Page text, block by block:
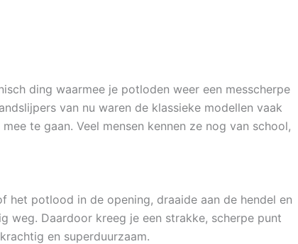
ding waarmee je potloden weer een messcherpe
van nu waren de klassieke modellen vaak
te gaan. Veel mensen kennen ze nog van school,
het potlood in de opening, draaide aan de hendel en
weg. Daardoor kreeg je een strakke, scherpe punt
en superduurzaam.